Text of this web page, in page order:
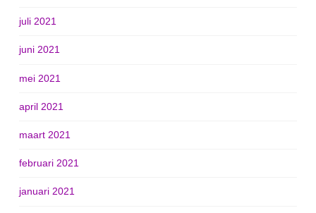
juli 2021
juni 2021
mei 2021
april 2021
maart 2021
februari 2021
januari 2021